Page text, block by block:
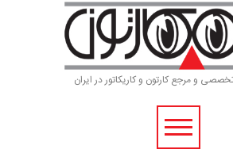
و مرجع کارتون و کاریکاتور در ایران